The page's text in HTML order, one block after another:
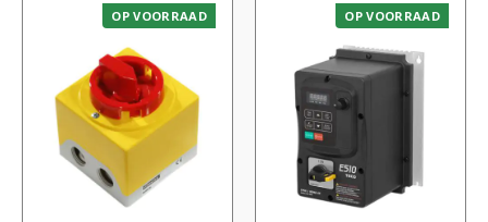
OP VOORRAAD OP VOORRAAD